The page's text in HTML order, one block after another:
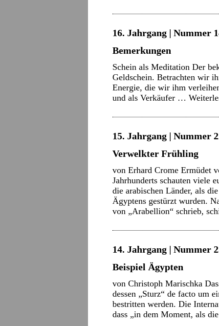
16. Jahrgang | Nummer
Bemerkungen
Schein als Meditation Der
Geldschein. Betrachten wir
Energie, die wir ihm
und als Verkäufer …
15. Jahrgang | Nummer
Verwelkter Frühling
von Erhard Crome Ermüdet
Jahrhunderts schauten viele
die arabischen Länder, als
Ägyptens gestürzt wurden.
von „Arabellion“ schrieb,
14. Jahrgang | Nummer
Beispiel Ägypten
von Christoph Marischka
dessen „Sturz“ de facto um
bestritten werden. Die
dass „in dem Moment, als